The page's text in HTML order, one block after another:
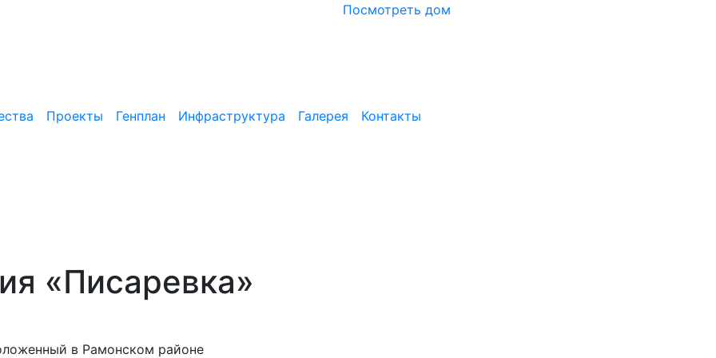
Посмотреть дом
Проекты Генплан Инфраструктура Галерея Контакты
«Писаревка»
в Рамонском районе